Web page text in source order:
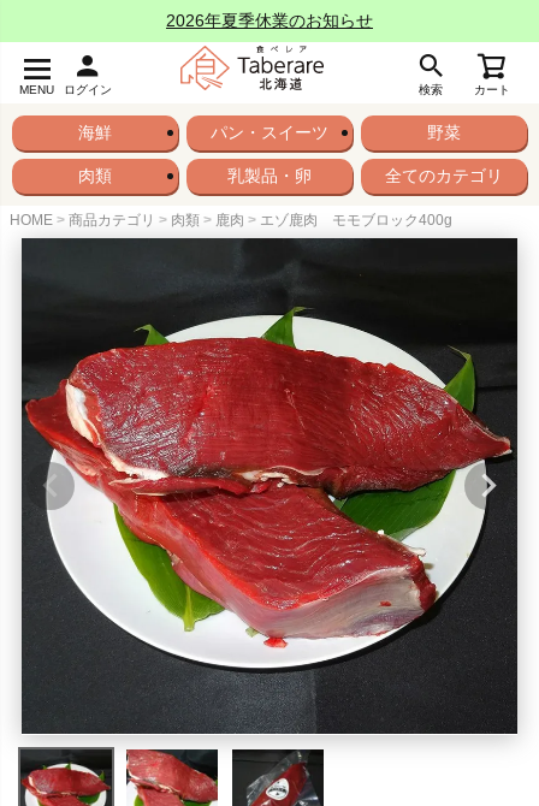
2026年夏季休業のお知らせ
MENU ログイン 検索 カート
海鮮 パン・スイーツ 野菜
肉類 乳製品・卵 全てのカテゴリ
HOME 商品カテゴリ 肉類 鹿肉 エゾ鹿肉 モモブロック400g